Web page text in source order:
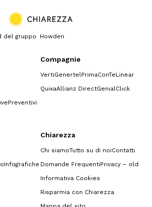
del gruppo Howden
Preventivi
Compagnie
VertiGenertelPrimaConTeLinear
QuixaAllianz DirectGenialClick
Infografiche
Chiarezza
Chi siamoTutto su di noiContatti
Domande FrequentiPrivacy – old
Informativa Cookies
Risparmia con Chiarezza